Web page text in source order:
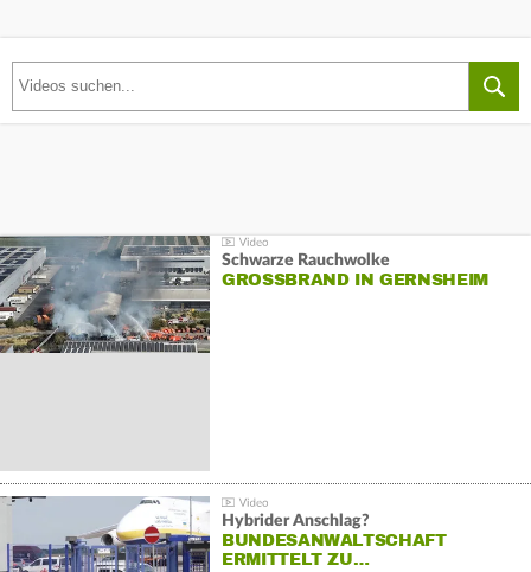
Schwarze Rauchwolke
GROSSBRAND IN GERNSHEIM
Hybrider Anschlag?
BUNDESANWALTSCHAFT
ERMITTELT ZU…